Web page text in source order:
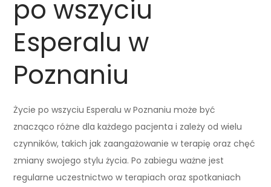
po wszyciu
Esperalu w
Poznaniu
Życie po wszyciu Esperalu w Poznaniu może być
znacząco różne dla każdego pacjenta i zależy od wielu
czynników, takich jak zaangażowanie w terapię oraz chęć
zmiany swojego stylu życia. Po zabiegu ważne jest
regularne uczestnictwo w terapiach oraz spotkaniach